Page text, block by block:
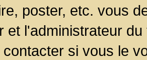
poster, etc. vous
et l'administrateur
si vous le